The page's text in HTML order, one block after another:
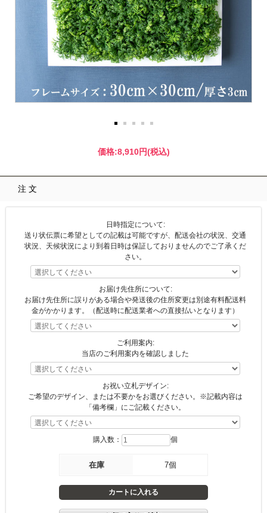
価格:8,910円(税込)
注文
日時指定について:
送り状伝票に希望としての記載は可能ですが、配送会社の状況、交通
状況、天候状況により到着日時は保証しておりませんのでご了承くだ
さい。
お届け先住所について:
お届け先住所に誤りがある場合や発送後の住所変更は別途有料配送料
金がかかります。（配送時に配送業者への直接払いとなります）
ご利用案内:
当店のご利用案内を確認しました
お祝い立札デザイン:
ご希望のデザイン、または不要かをお選びください。※記載内容は
「備考欄」にご記載ください。
購入数： 個
在庫 7個